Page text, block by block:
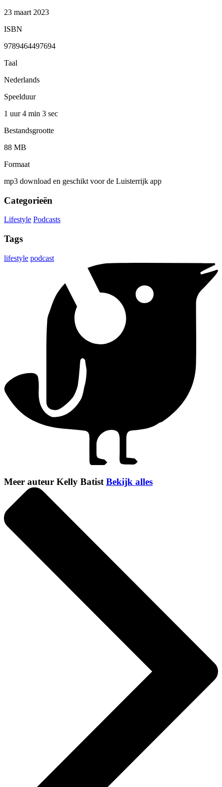
23 maart 2023
ISBN
9789464497694
Taal
Nederlands
Speelduur
1 uur 4 min 3 sec
Bestandsgrootte
88 MB
Formaat
mp3 download en geschikt voor de Luisterrijk app
Categorieën
Lifestyle Podcasts
Tags
lifestyle podcast
Meer auteur Kelly Batist Bekijk alles